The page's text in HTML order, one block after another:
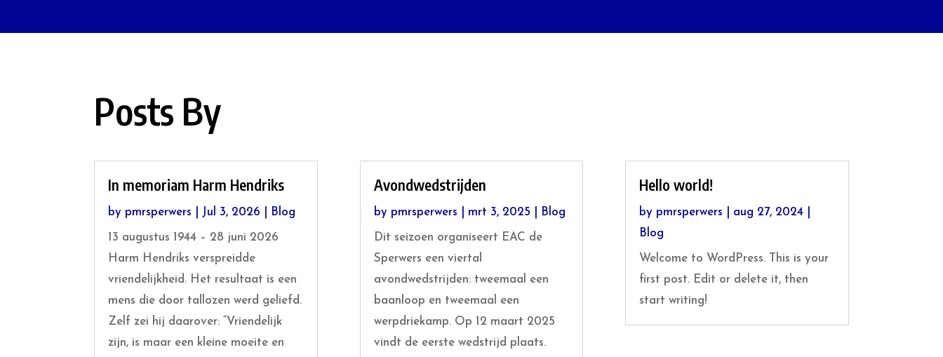
Posts By
In memoriam Harm Hendriks
by pmrsperwers Jul 3, 2026 Blog
13 augustus 1944 – 28 juni 2026
Harm Hendriks verspreidde
vriendelijkheid. Het resultaat is een
mens die door tallozen werd geliefd.
Zelf zei hij daarover: “Vriendelijk
zijn, is maar een kleine moeite en
Avondwedstrijden
by pmrsperwers mrt 3, 2025 Blog
Dit seizoen organiseert EAC de
Sperwers een viertal
avondwedstrijden: tweemaal een
baanloop en tweemaal een
werpdriekamp. Op 12 maart 2025
vindt de eerste wedstrijd plaats.
Hello world!
by pmrsperwers aug 27, 2024|
Blog
Welcome to WordPress. This is your
first post. Edit or delete it, then
start writing!